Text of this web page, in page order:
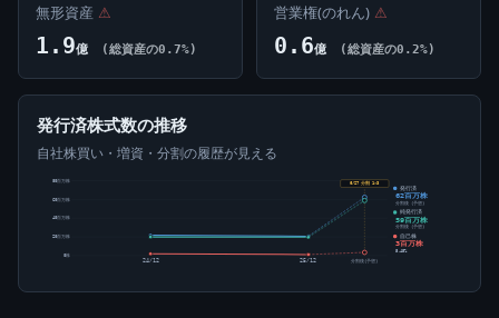
無形資産 ⚠
1.9億 (総資産の0.7%)
営業権(のれん) ⚠
0.6億 (総資産の0.2%)
発行済株式数の推移
自社株買い・増資・分割の履歴が見える
0株
20百万株
40百万株
60百万株
80百万株
6/27 分割 1→3
分割後(予想)
24/12 25/12
発行済
62百万株
分割後 (予想)
純発行済
59百万株
分割後 (予想)
自己株
3百万株
5.45%